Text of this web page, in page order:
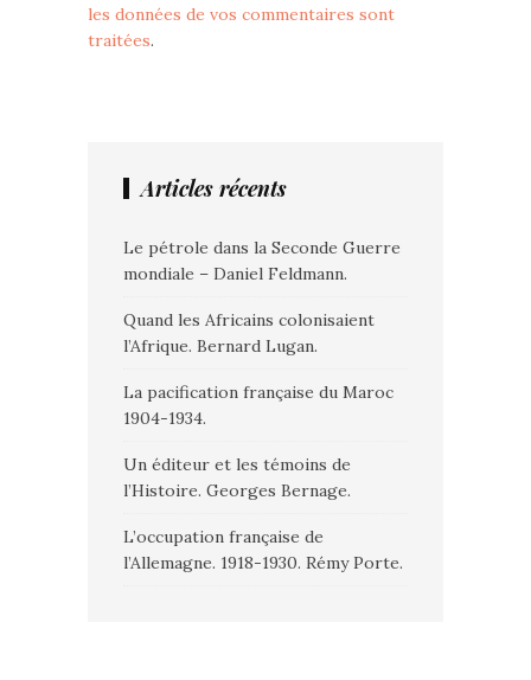
les données de vos commentaires sont
traitées.
Articles récents
Le pétrole dans la Seconde Guerre
mondiale – Daniel Feldmann.
Quand les Africains colonisaient
l’Afrique. Bernard Lugan.
La pacification française du Maroc
1904-1934.
Un éditeur et les témoins de
l’Histoire. Georges Bernage.
L’occupation française de
l’Allemagne. 1918-1930. Rémy Porte.